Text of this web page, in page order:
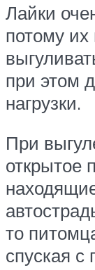
Лайки
потому
при этом
нагрузки.
При
открытое
то
спуская с